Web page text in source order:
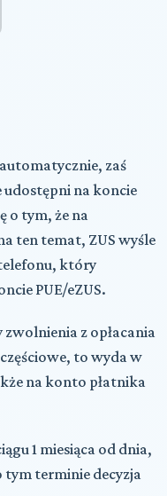
zaś
na koncie
o tym, że na
ten temat, ZUS wyśle
który
PUE/eZUS.
z opłacania
to wyda w
na konto płatnika
1 miesiąca od dnia,
terminie decyzja